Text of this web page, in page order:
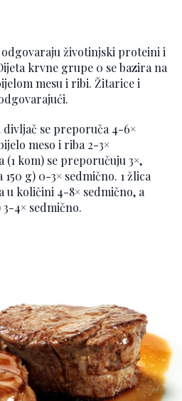
životinjski proteini i
krvne grupe 0 se bazira na
mesu i ribi. Žitarice i
divljač se preporuča 4-6×
meso i riba 2-3×
(1 kom) se preporučuju 3×,
g) 0-3× sedmično. 1 žlica
u količini 4-8× sedmično, a
4× sedmično.